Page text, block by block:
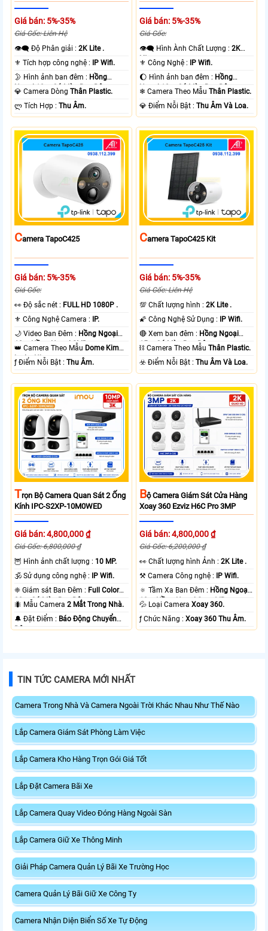
Giá bán: 5%-35%
Giá Gốc: Liên Hệ
👁️‍🗨 Độ Phân giải :2K Lite .
⚜️ Tích hợp công nghệ :
IP Wifi.
🌛 Hình ảnh ban đêm : Hồng
Ngoại 10m Có Màu Ban Ðêm.
💎 Camera DòngThân Plastic.
️ლ Tích Hợp :Thu Âm.
Giá bán: 5%-35%
Giá Gốc:
👁️‍🗨 Hình Ành Chất Lượng :2K
Lite .
⚜️ Công Nghệ :
IP Wifi.
🌔 Hình ảnh ban đêm : Hồng
Ngoại 10m Có Màu Ban Ðêm.
❄ Camera Theo MẫuThân Plastic.
️💎 Điểm Nỗi Bật :Thu Âm Và Loa.
CAmera TapoC425
Giá bán: 5%-35%
Giá Gốc:
️👀 Độ sắc nét : FULL HD 1080P .
⚜️ Công Nghệ Camera :
IP.
🌙 Video Ban Đêm : Hồng Ngoại
10m Hồng Ngoại SMD.
👑 Camera Theo Mẫu Dome Kim
loại + Nhựa.
️ƒ Điểm Nỗi Bật :Thu Âm.
CAmera TapoC425 Kit
Giá bán: 5%-35%
Giá Gốc: Liên Hệ
💯 Chất lượng hình :2K Lite .
🌠 Công Nghệ Sử Dụng :
IP Wifi.
🔴 Xem ban đêm : Hồng Ngoại
15m Có Màu Ban Ðêm.
⛓ Camera Theo MẫuThân Plastic.
️☣️ Điểm Nỗi Bật :Thu Âm Và Loa.
TRọn Bộ Camera Quan Sát 2 Ống
Kính IPC-S2XP-10M0WED
Giá bán: 4,800,000 ₫
Giá Gốc: 6,800,000 ₫
🦉 Hình ảnh chất lượng : 10 MP.
🕉️ Sử dụng công nghệ :
IP Wifi.
❈ Giám sát Ban Đêm : Full Color
20m Có Màu Ban Ðêm.
🐜 Mẫu Camera2 Mắt Trong Nhà.
️🔔 Đặt Điểm : Báo Động Chuyển
Động.
BỘ Camera Giám Sát Cửa Hàng
Xoay 360 Ezviz H6C Pro 3MP
Giá bán: 4,800,000 ₫
Giá Gốc: 6,200,000 ₫
️👀 Chất lượng hình Ảnh :2K Lite .
⚒ Camera Công nghệ :
IP Wifi.
🔅 Tầm Xa Ban Đêm : Hồng Ngoại
10m Hồng Ngoại Smart IR.
💦 Loại CameraXoay 360.
️ƒ Chức Năng :Xoay 360 Thu Âm.
TIN TỨC CAMERA MỚI NHẤT
Camera Trong Nhà Và Camera Ngoài Trời Khác Nhau Như Thế Nào
Lắp Camera Giám Sát Phòng Làm Việc
Lắp Camera Kho Hàng Trọn Gói Giá Tốt
Lắp Đặt Camera Bãi Xe
Lắp Camera Quay Video Đóng Hàng Ngoài Sàn
Lắp Camera Giữ Xe Thông Minh
Giải Pháp Camera Quản Lý Bãi Xe Trường Học
Camera Quản Lý Bãi Giữ Xe Công Ty
Camera Nhận Diện Biển Số Xe Tự Động